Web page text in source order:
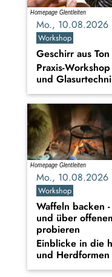
Mo., 10.08.2026
Workshop
Geschirr aus
Praxis-
und
Mo., 10.08.2026
Workshop
Waffeln backen
und über
probieren
Einblicke in die
und Herdformen